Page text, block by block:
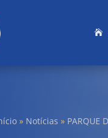
» Notícias » PARQUE